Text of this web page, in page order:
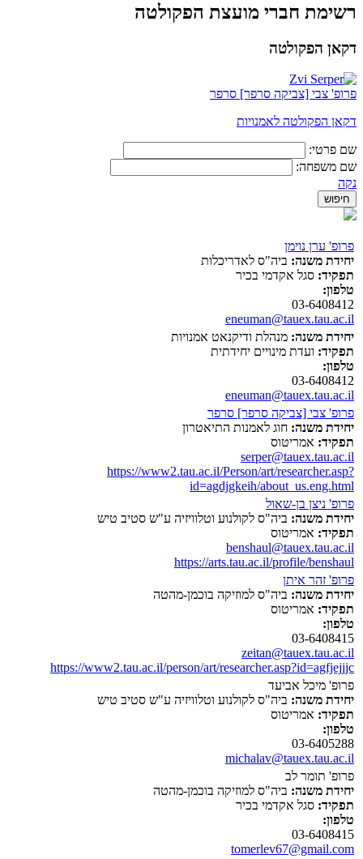
רשימת חברי מועצת הפקולטה
דקאן הפקולטה
פרופ' צבי [צביקה סרפר] סרפר
דקאן הפקולטה לאמנויות
שם פרטי:
שם משפחה:
נקה
פרופ' ערן נוימן
יחידת משנה: ביה"ס לאדריכלות
תפקיד: סגל אקדמי בכיר
טלפון:
03-6408412
eneuman@tauex.tau.ac.il
יחידת משנה: מנהלת ודיקנאט אמנויות
תפקיד: ועדת מינויים יחידתית
טלפון:
03-6408412
eneuman@tauex.tau.ac.il
פרופ' צבי [צביקה סרפר] סרפר
יחידת משנה: חוג לאמנות התיאטרון
תפקיד: אמריטוס
serper@tauex.tau.ac.il
https://www2.tau.ac.il/Person/art/researcher.asp?
id=agdjgkeih/about_us.eng.html
פרופ' ניצן בן-שאול
יחידת משנה: ביה"ס לקולנוע וטלוויזיה ע"ש סטיב טיש
תפקיד: אמריטוס
benshaul@tauex.tau.ac.il
https://arts.tau.ac.il/profile/benshaul
פרופ' זהר איתן
יחידת משנה: ביה"ס למוזיקה בוכמן-מהטה
תפקיד: אמריטוס
טלפון:
03-6408415
zeitan@tauex.tau.ac.il
https://www2.tau.ac.il/person/art/researcher.asp?id=agfjejjjc
פרופ' מיכל אביעד
יחידת משנה: ביה"ס לקולנוע וטלוויזיה ע"ש סטיב טיש
תפקיד: אמריטוס
טלפון:
03-6405288
michalav@tauex.tau.ac.il
פרופ' תומר לב
יחידת משנה: ביה"ס למוזיקה בוכמן-מהטה
תפקיד: סגל אקדמי בכיר
טלפון:
03-6408415
tomerlev67@gmail.com